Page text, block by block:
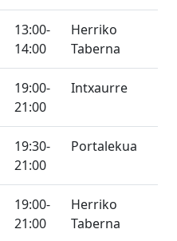
13:00-
14:00
Herriko
Taberna
19:00-
21:00
Intxaurre
19:30-
21:00
Portalekua
19:00-
21:00
Herriko
Taberna